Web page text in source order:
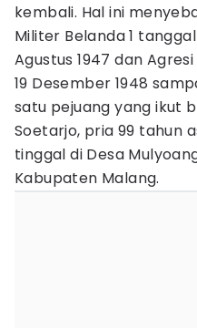
kembali. Hal ini
Militer Belanda 1
Agustus 1947 dan
19 Desember 1948
satu pejuang yang ikut
Soetarjo, pria 99 tahun
tinggal di Desa
Kabupaten Malang.